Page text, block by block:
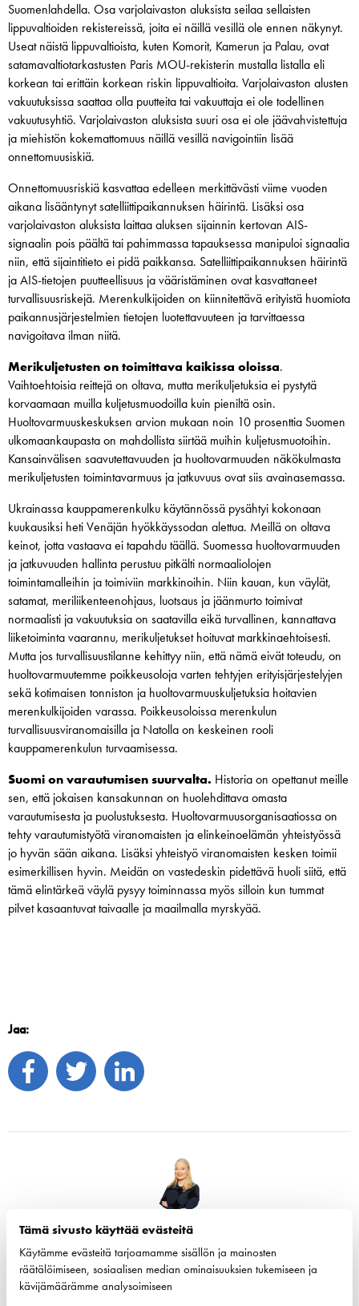
Tämä sivusto käyttää evästeitä
Käytämme evästeitä tarjoamamme sisällön ja mainosten
räätälöimiseen, sosiaalisen median ominaisuuksien tukemiseen ja
kävijämäärämme analysoimiseen
Suomenlahdella. Osa varjolaivaston aluksista seilaa sellaisten
lippuvaltioiden rekistereissä, joita ei näillä vesillä ole ennen näkynyt.
Useat näistä lippuvaltioista, kuten Komorit, Kamerun ja Palau, ovat
satamavaltiotarkastusten Paris MOU-rekisterin mustalla listalla eli
korkean tai erittäin korkean riskin lippuvaltioita. Varjolaivaston alusten
vakuutuksissa saattaa olla puutteita tai vakuuttaja ei ole todellinen
vakuutusyhtiö. Varjolaivaston aluksista suuri osa ei ole jäävahvistettuja
ja miehistön kokemattomuus näillä vesillä navigointiin lisää
onnettomuusiskiä.
Onnettomuusriskiä kasvattaa edelleen merkittävästi viime vuoden
aikana lisääntynyt satelliittipaikannuksen häirintä. Lisäksi osa
varjolaivaston aluksista laittaa aluksen sijainnin kertovan AIS-
signaalin pois päältä tai pahimmassa tapauksessa manipuloi signaalia
niin, että sijaintitieto ei pidä paikkansa. Satelliittipaikannuksen häirintä
ja AIS-tietojen puutteellisuus ja vääristäminen ovat kasvattaneet
turvallisuusriskejä. Merenkulkijoiden on kiinnitettävä erityistä huomiota
paikannusjärjestelmien tietojen luotettavuuteen ja tarvittaessa
navigoitava ilman niitä.
Merikuljetusten on toimittava kaikissa oloissa.
Vaihtoehtoisia reittejä on oltava, mutta merikuljetuksia ei pystytä
korvaamaan muilla kuljetusmuodoilla kuin pieniltä osin.
Huoltovarmuuskeskuksen arvion mukaan noin 10 prosenttia Suomen
ulkomaankaupasta on mahdollista siirtää muihin kuljetusmuotoihin.
Kansainvälisen saavutettavuuden ja huoltovarmuuden näkökulmasta
merikuljetusten toimintavarmuus ja jatkuvuus ovat siis avainasemassa.
Ukrainassa kauppamerenkulku käytännössä pysähtyi kokonaan
kuukausiksi heti Venäjän hyökkäyssodan alettua. Meillä on oltava
keinot, jotta vastaava ei tapahdu täällä. Suomessa huoltovarmuuden
ja jatkuvuuden hallinta perustuu pitkälti normaaliolojen
toimintamalleihin ja toimiviin markkinoihin. Niin kauan, kun väylät,
satamat, meriliikenteenohjaus, luotsaus ja jäänmurto toimivat
normaalisti ja vakuutuksia on saatavilla eikä turvallinen, kannattava
liiketoiminta vaarannu, merikuljetukset hoituvat markkinaehtoisesti.
Mutta jos turvallisuustilanne kehittyy niin, että nämä eivät toteudu, on
huoltovarmuutemme poikkeusoloja varten tehtyjen erityisjärjestelyjen
sekä kotimaisen tonniston ja huoltovarmuuskuljetuksia hoitavien
merenkulkijoiden varassa. Poikkeusoloissa merenkulun
turvallisuusviranomaisilla ja Natolla on keskeinen rooli
kauppamerenkulun turvaamisessa.
Suomi on varautumisen suurvalta. Historia on opettanut meille
sen, että jokaisen kansakunnan on huolehdittava omasta
varautumisesta ja puolustuksesta. Huoltovarmuusorganisaatiossa on
tehty varautumistyötä viranomaisten ja elinkeinoelämän yhteistyössä
jo hyvän sään aikana. Lisäksi yhteistyö viranomaisten kesken toimii
esimerkillisen hyvin. Meidän on vastedeskin pidettävä huoli siitä, että
tämä elintärkeä väylä pysyy toiminnassa myös silloin kun tummat
pilvet kasaantuvat taivaalle ja maailmalla myrskyää.
Jaa:
Tiina Tuurnala
Toimitusjohtaja
Tiina Tuurnala on Suomen Varustamot Ry:n toimitusjohtaja.